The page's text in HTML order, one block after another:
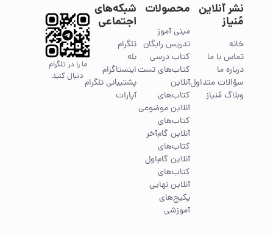
نشر آنلاین
مُنیاز
خانه
تماس با ما
درباره ما
سؤالات متداول
وبلاگ مُنیاز
محصولات
مینی آموز
تدریس رایگان
کتاب درسی
کتاب‌های تست
آنلاین
کتاب‌های
آنلاین موضوعی
کتاب‌های
آنلاین گام‌آخر
کتاب‌های
آنلاین گام‌اول
کتاب‌های
آنلاین نهایی
پکیج‌های
آموزشی
شبکه‌های
اجتماعی
تلگرام
بله
اینستاگرام
پشتیبانی تلگرام
آپارات
ما را در تلگرام
دنبال کنید